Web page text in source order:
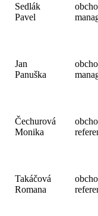
Sedlák
Pavel
Jan
Panuška
Čechurová
Monika
Takáčová
Romana